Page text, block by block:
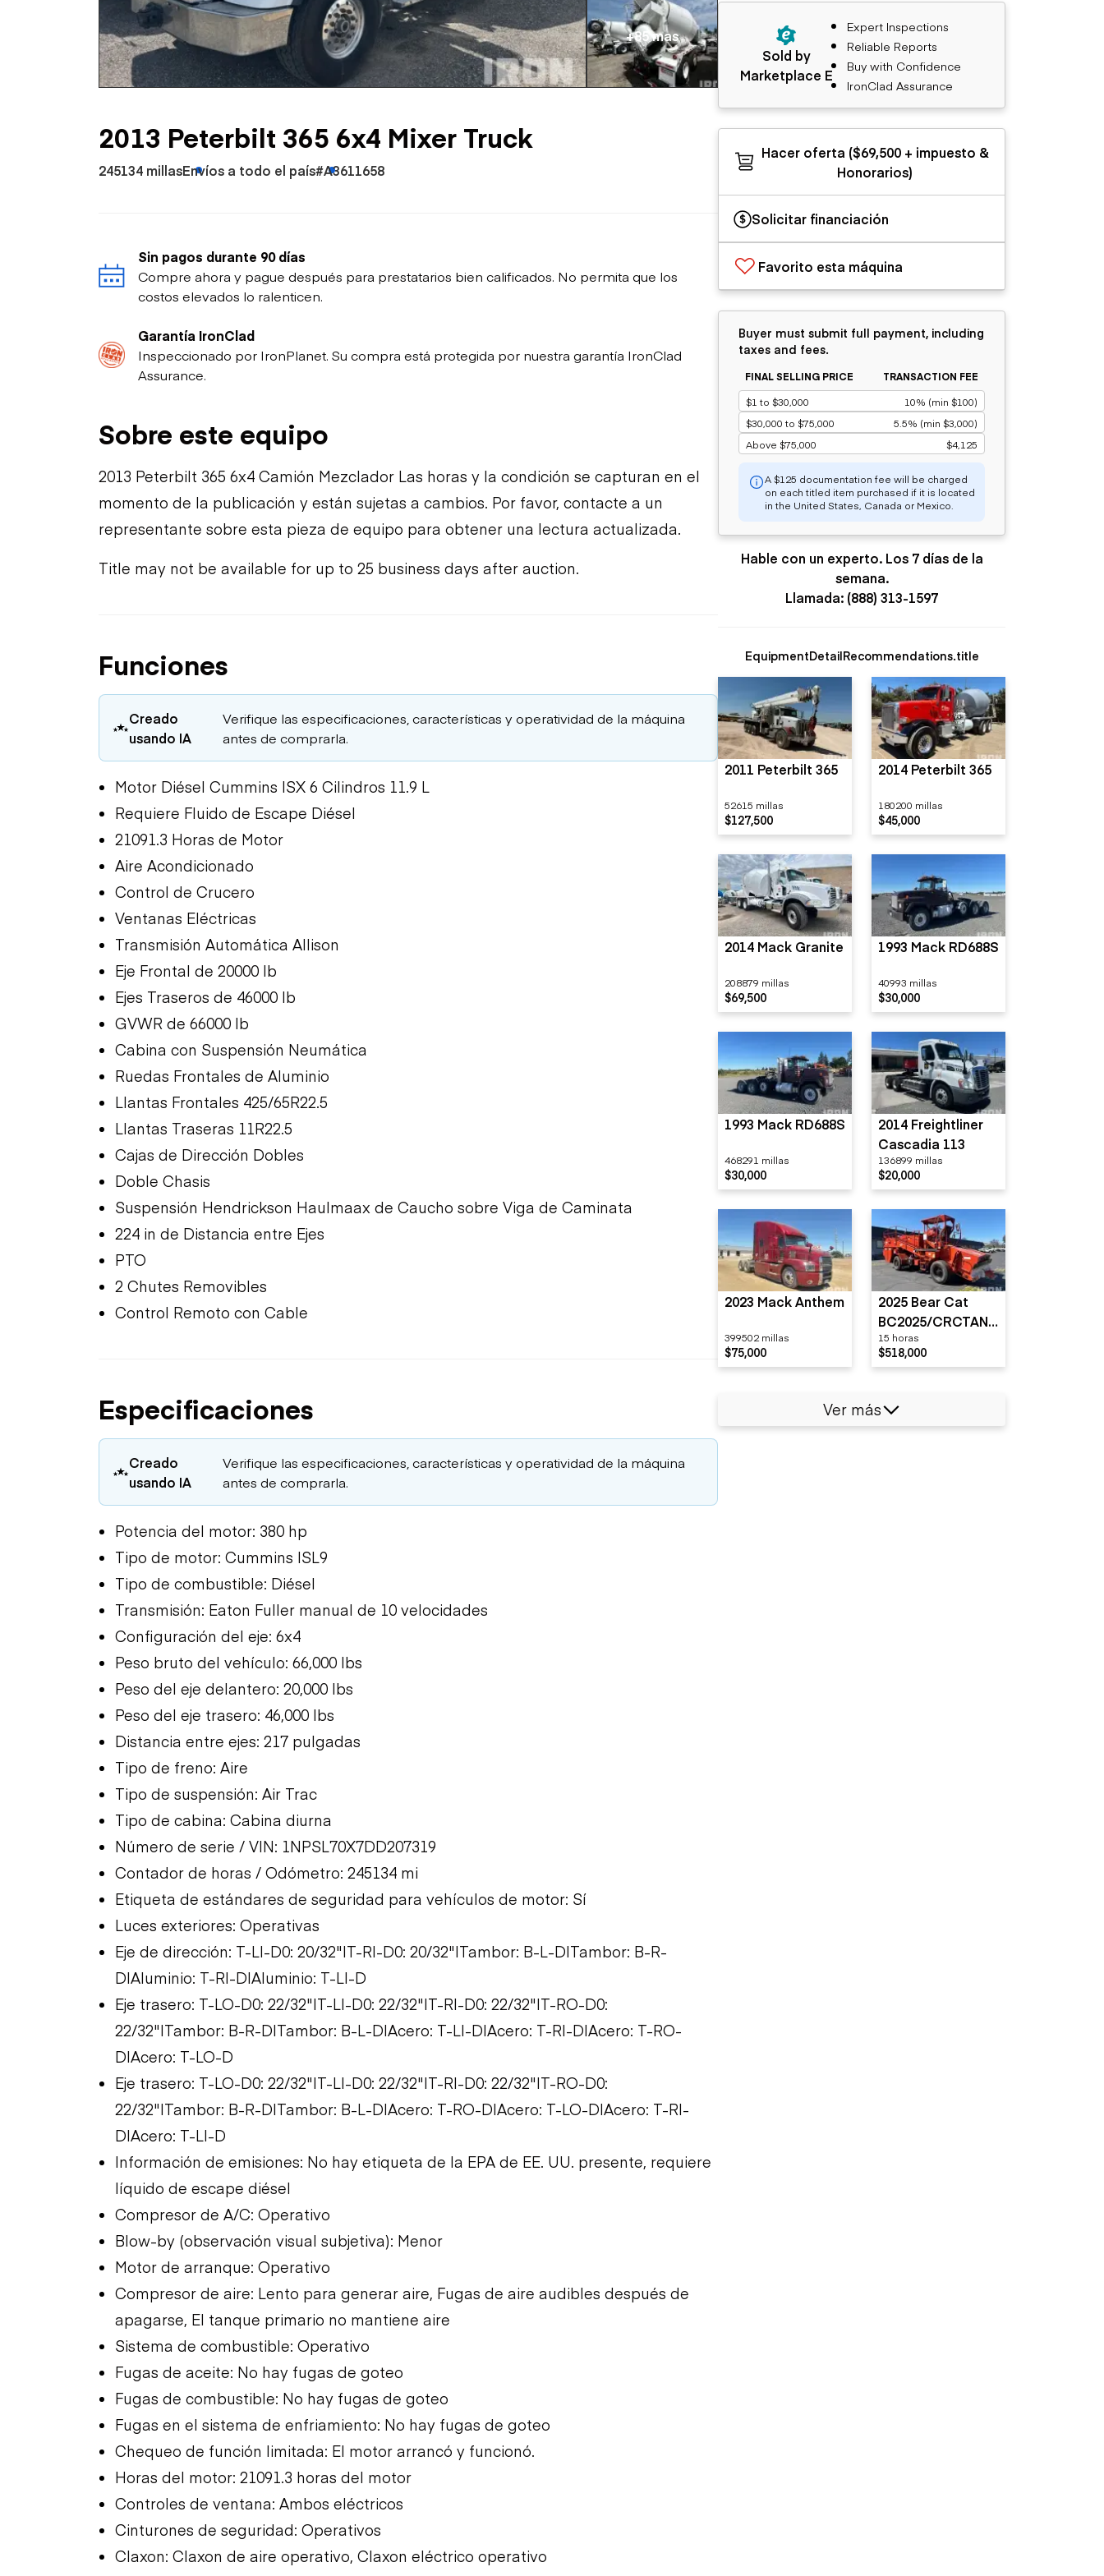
Petróleo y gas
Excavadoras
Motoniveladoras
Minicargadoras
Omitir cargadores
Raspadores
Trailers
Remolques volcados
Remolques de
plataforma
Remolques de troncos
+85 mas
2013 Peterbilt 365 6x4 Mixer Truck
245134 millasEnvíos a todo el país#A3611658
Sin pagos durante 90 días
Compre ahora y pague después para prestatarios bien calificados. No permita que los
costos elevados lo ralenticen.
Garantía IronClad
Inspeccionado por IronPlanet. Su compra está protegida por nuestra garantía IronClad
Assurance.
Sobre este equipo
2013 Peterbilt 365 6x4 Camión Mezclador Las horas y la condición se capturan en el
momento de la publicación y están sujetas a cambios. Por favor, contacte a un
representante sobre esta pieza de equipo para obtener una lectura actualizada.
Title may not be available for up to 25 business days after auction.
Funciones
Creado
usando IA
Verifique las especificaciones, características y operatividad de la máquina
antes de comprarla.
Motor Diésel Cummins ISX 6 Cilindros 11.9 L
Requiere Fluido de Escape Diésel
21091.3 Horas de Motor
Aire Acondicionado
Control de Crucero
Ventanas Eléctricas
Transmisión Automática Allison
Eje Frontal de 20000 lb
Ejes Traseros de 46000 lb
GVWR de 66000 lb
Cabina con Suspensión Neumática
Ruedas Frontales de Aluminio
Llantas Frontales 425/65R22.5
Llantas Traseras 11R22.5
Cajas de Dirección Dobles
Doble Chasis
Suspensión Hendrickson Haulmaax de Caucho sobre Viga de Caminata
224 in de Distancia entre Ejes
PTO
2 Chutes Removibles
Control Remoto con Cable
Especificaciones
Creado
usando IA
Verifique las especificaciones, características y operatividad de la máquina
antes de comprarla.
Potencia del motor: 380 hp
Tipo de motor: Cummins ISL9
Tipo de combustible: Diésel
Transmisión: Eaton Fuller manual de 10 velocidades
Configuración del eje: 6x4
Peso bruto del vehículo: 66,000 lbs
Peso del eje delantero: 20,000 lbs
Peso del eje trasero: 46,000 lbs
Distancia entre ejes: 217 pulgadas
Tipo de freno: Aire
Tipo de suspensión: Air Trac
Tipo de cabina: Cabina diurna
Número de serie / VIN: 1NPSL70X7DD207319
Contador de horas / Odómetro: 245134 mi
Etiqueta de estándares de seguridad para vehículos de motor: Sí
Luces exteriores: Operativas
Eje de dirección: T-LI-D0: 20/32"|T-RI-D0: 20/32"|Tambor: B-L-D|Tambor: B-R-
D|Aluminio: T-RI-D|Aluminio: T-LI-D
Eje trasero: T-LO-D0: 22/32"|T-LI-D0: 22/32"|T-RI-D0: 22/32"|T-RO-D0:
22/32"|Tambor: B-R-D|Tambor: B-L-D|Acero: T-LI-D|Acero: T-RI-D|Acero: T-RO-
D|Acero: T-LO-D
Eje trasero: T-LO-D0: 22/32"|T-LI-D0: 22/32"|T-RI-D0: 22/32"|T-RO-D0:
22/32"|Tambor: B-R-D|Tambor: B-L-D|Acero: T-RO-D|Acero: T-LO-D|Acero: T-RI-
D|Acero: T-LI-D
Información de emisiones: No hay etiqueta de la EPA de EE. UU. presente, requiere
líquido de escape diésel
Compresor de A/C: Operativo
Blow-by (observación visual subjetiva): Menor
Motor de arranque: Operativo
Compresor de aire: Lento para generar aire, Fugas de aire audibles después de
apagarse, El tanque primario no mantiene aire
Sistema de combustible: Operativo
Fugas de aceite: No hay fugas de goteo
Fugas de combustible: No hay fugas de goteo
Fugas en el sistema de enfriamiento: No hay fugas de goteo
Chequeo de función limitada: El motor arrancó y funcionó.
Horas del motor: 21091.3 horas del motor
Controles de ventana: Ambos eléctricos
Cinturones de seguridad: Operativos
Claxon: Claxon de aire operativo, Claxon eléctrico operativo
Sold by
Marketplace E
Expert Inspections
Reliable Reports
Buy with Confidence
IronClad Assurance
Hacer oferta ($69,500 + impuesto &
Honorarios)
Solicitar financiación
Favorito esta máquina
Buyer must submit full payment, including
taxes and fees.
FINAL SELLING PRICE
TRANSACTION FEE
$1 to $30,000
10% (min $100)
$30,000 to $75,000
5.5% (min $3,000)
Above $75,000
$4,125
A $125 documentation fee will be charged
on each titled item purchased if it is located
in the United States, Canada or Mexico.
Hable con un experto. Los 7 días de la
semana.
Llamada: (888) 313-1597
EquipmentDetailRecommendations.title
2011 Peterbilt 365
52615 millas
$127,500
2014 Peterbilt 365
180200 millas
$45,000
2014 Mack Granite
208879 millas
$69,500
1993 Mack RD688S
40993 millas
$30,000
1993 Mack RD688S
468291 millas
$30,000
2014 Freightliner
Cascadia 113
136899 millas
$20,000
2023 Mack Anthem
399502 millas
$75,000
2025 Bear Cat
BC2025/CRCTAND
EM
15 horas
$518,000
Ver más